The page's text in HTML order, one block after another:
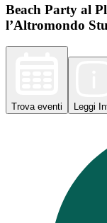
Beach Party al
l’Altromondo
Trova eventi Leggi